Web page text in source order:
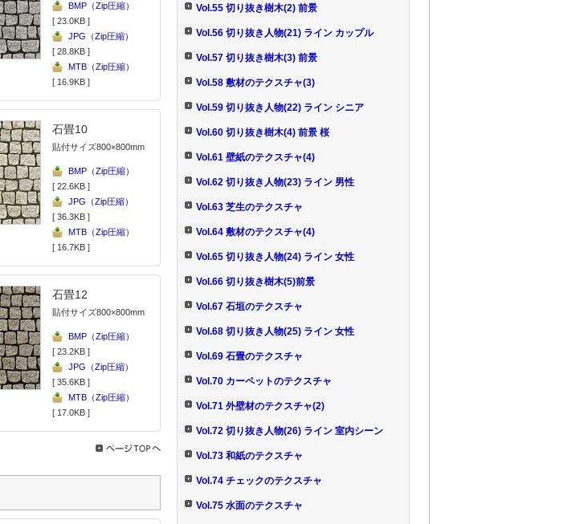
BMP（Zip圧縮）
[ 23.0KB ]
JPG（Zip圧縮）
[ 28.8KB ]
MTB（Zip圧縮）
[ 16.9KB ]
石畳10
貼付サイズ800×800mm
BMP（Zip圧縮）
[ 22.6KB ]
JPG（Zip圧縮）
[ 36.3KB ]
MTB（Zip圧縮）
[ 16.7KB ]
石畳12
貼付サイズ800×800mm
BMP（Zip圧縮）
[ 23.2KB ]
JPG（Zip圧縮）
[ 35.6KB ]
MTB（Zip圧縮）
[ 17.0KB ]
Vol.55 切り抜き樹木(2) 前景
Vol.56 切り抜き人物(21) ライン カップル
Vol.57 切り抜き樹木(3) 前景
Vol.58 敷材のテクスチャ(3)
Vol.59 切り抜き人物(22) ライン シニア
Vol.60 切り抜き樹木(4) 前景 桜
Vol.61 壁紙のテクスチャ(4)
Vol.62 切り抜き人物(23) ライン 男性
Vol.63 芝生のテクスチャ
Vol.64 敷材のテクスチャ(4)
Vol.65 切り抜き人物(24) ライン 女性
Vol.66 切り抜き樹木(5)前景
Vol.67 石垣のテクスチャ
Vol.68 切り抜き人物(25) ライン 女性
Vol.69 石畳のテクスチャ
Vol.70 カーペットのテクスチャ
Vol.71 外壁材のテクスチャ(2)
Vol.72 切り抜き人物(26) ライン 室内シーン
Vol.73 和紙のテクスチャ
Vol.74 チェックのテクスチャ
Vol.75 水面のテクスチャ